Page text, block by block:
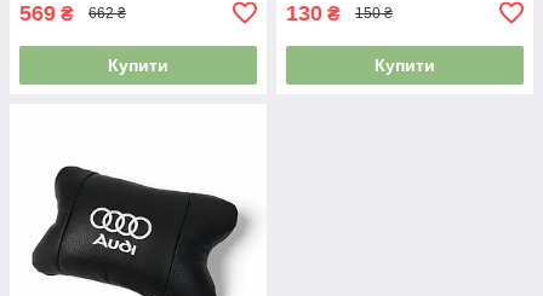
569 ₴ 662 ₴
Купити
130 ₴ 150 ₴
Купити